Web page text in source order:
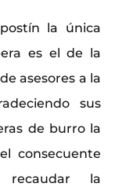
la única
es el de la
asesores a la
sus
de burro la
consecuente
la